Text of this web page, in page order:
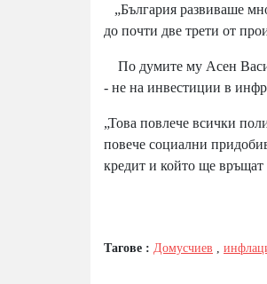
„България развиваше
до почти две трети от
По думите му Асен
- не на инвестиции в
„Това повлече всички
повече социални
кредит и който ще
Тагове : Домусчиев